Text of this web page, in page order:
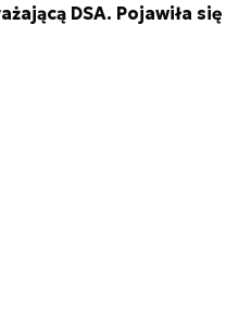
DSA. Pojawiła się